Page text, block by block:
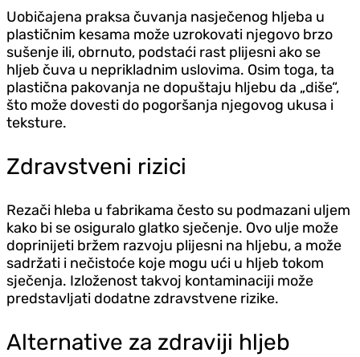
Uobičajena praksa čuvanja nasječenog hljeba u
plastičnim kesama može uzrokovati njegovo brzo
sušenje ili, obrnuto, podstaći rast plijesni ako se
hljeb čuva u neprikladnim uslovima. Osim toga, ta
plastična pakovanja ne dopuštaju hljebu da „diše“,
što može dovesti do pogoršanja njegovog ukusa i
teksture.
Zdravstveni rizici
Rezači hleba u fabrikama često su podmazani uljem
kako bi se osiguralo glatko sječenje. Ovo ulje može
doprinijeti bržem razvoju plijesni na hljebu, a može
sadržati i nečistoće koje mogu ući u hljeb tokom
sječenja. Izloženost takvoj kontaminaciji može
predstavljati dodatne zdravstvene rizike.
Alternative za zdraviji hljeb